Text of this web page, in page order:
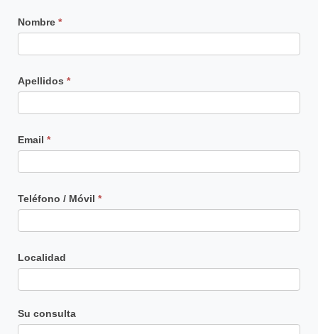
Contacto
Principal
Nombre *
Apellidos *
Email *
Teléfono / Móvil *
Localidad
Su consulta